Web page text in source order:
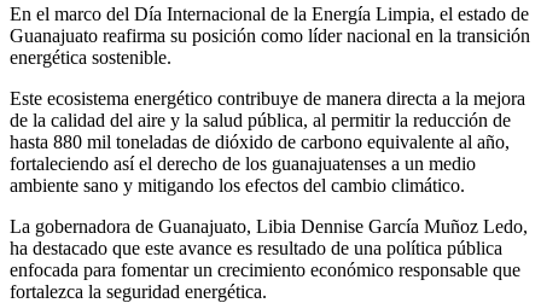
En el marco del Día Internacional de la Energía Limpia, el estado de
Guanajuato reafirma su posición como líder nacional en la transición
energética sostenible.
Este ecosistema energético contribuye de manera directa a la mejora
de la calidad del aire y la salud pública, al permitir la reducción de
hasta 880 mil toneladas de dióxido de carbono equivalente al año,
fortaleciendo así el derecho de los guanajuatenses a un medio
ambiente sano y mitigando los efectos del cambio climático.
La gobernadora de Guanajuato, Libia Dennise García Muñoz Ledo,
ha destacado que este avance es resultado de una política pública
enfocada para fomentar un crecimiento económico responsable que
fortalezca la seguridad energética.